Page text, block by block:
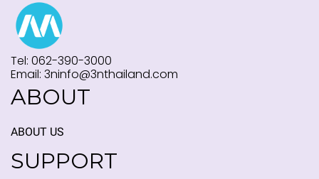
Tel: 062-390-3000
Email: 3ninfo@3nthailand.com
ABOUT
ABOUT US
SUPPORT